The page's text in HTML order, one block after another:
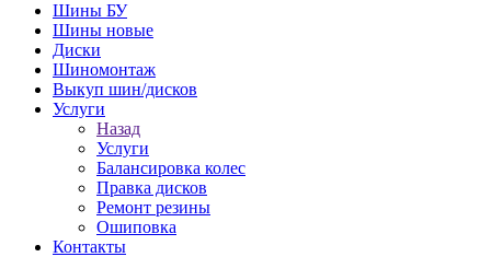
Шины БУ
Шины новые
Диски
Шиномонтаж
Выкуп шин/дисков
Услуги
Назад
Услуги
Балансировка колес
Правка дисков
Ремонт резины
Ошиповка
Контакты